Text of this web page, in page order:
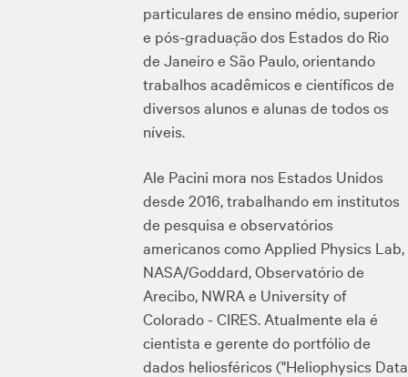
particulares de ensino médio, superior
e pós-graduação dos Estados do Rio
de Janeiro e São Paulo, orientando
trabalhos acadêmicos e científicos de
diversos alunos e alunas de todos os
níveis.
Ale Pacini mora nos Estados Unidos
desde 2016, trabalhando em institutos
de pesquisa e observatórios
americanos como Applied Physics Lab,
NASA/Goddard, Observatório de
Arecibo, NWRA e University of
Colorado - CIRES. Atualmente ela é
cientista e gerente do portfólio de
dados heliosféricos ("Heliophysics Data